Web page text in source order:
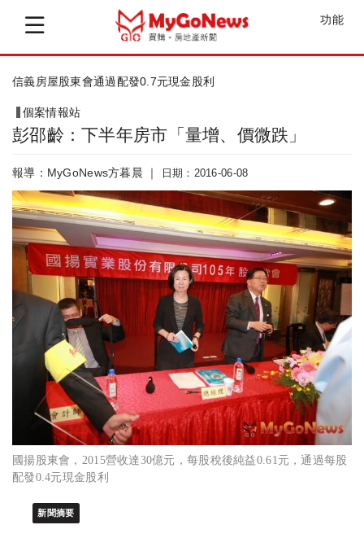
功能
信義房屋股東會通過配發0.7元現金股利
個案情報站
彭邵齡：下半年房市「量增、價微跌」
報導：MyGoNews方暮晨 ｜ 日期：2016-06-08
國揚股東會，2015營收達30億元，每股稅後純益0.61元，通過每股
配發0.4元現金股利
新聞摘要